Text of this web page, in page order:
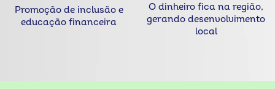
Promoção de inclusão e
educação financeira
O dinheiro fica na região,
gerando desenvolvimento
local